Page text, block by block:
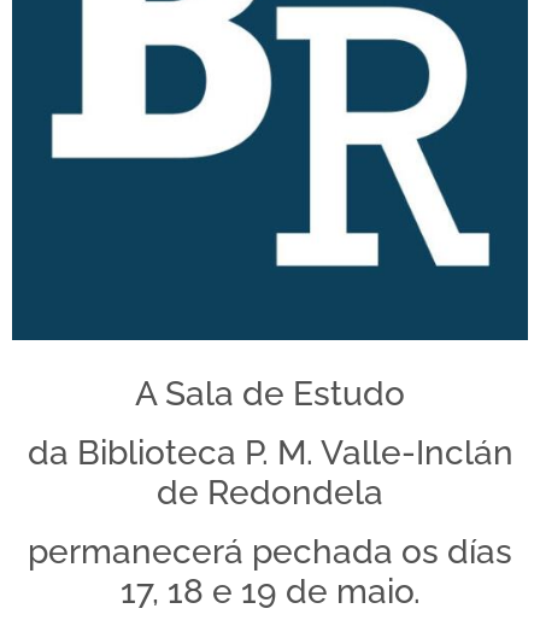
A Sala de Estudo
da Biblioteca P. M. Valle-Inclán
de Redondela
permanecerá pechada os días
17, 18 e 19 de maio.